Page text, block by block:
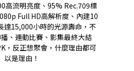
高流明亮度、95% Rec.709標
Full HD高解析度、內建10
達15,000小時的光源壽命，不
、運動比賽、影集最終大結
，反正想聚會，什麼理由都可
以是理由！